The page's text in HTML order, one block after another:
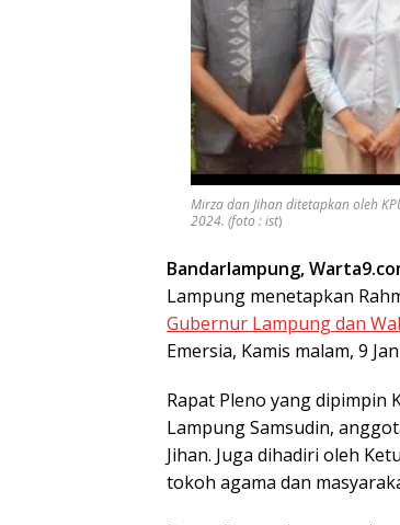
Mirza dan Jihan ditetapkan oleh
2024. (foto : ist)
Bandarlampung,
Lampung menetapkan
Gubernur Lampung dan
Emersia, Kamis malam, 9
Rapat Pleno yang dipimpin
Lampung Samsudin,
Jihan. Juga dihadiri oleh
tokoh agama dan